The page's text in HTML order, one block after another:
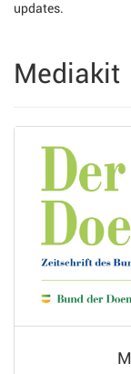
updates.
Mediakit